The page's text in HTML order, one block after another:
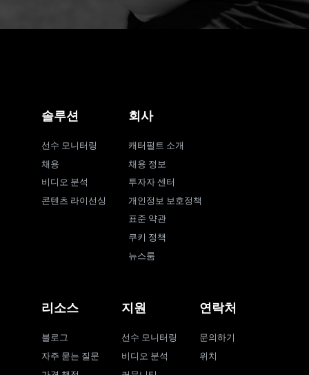
솔루션
선수 모니터링
채용
비디오 분석
콘텐츠 라이선싱
회사
캐터펄트 소개
채용 정보
투자자 센터
개인정보 보호정책
표준 약관
쿠키 정책
뉴스룸
리소스
블로그
자주 묻는 질문
지원
선수 모니터링
비디오 분석
연락처
문의하기
위치